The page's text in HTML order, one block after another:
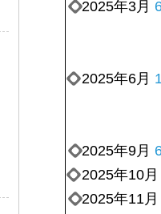
2025年11月
2025年10月
2025年9月
2025年6月
2025年3月